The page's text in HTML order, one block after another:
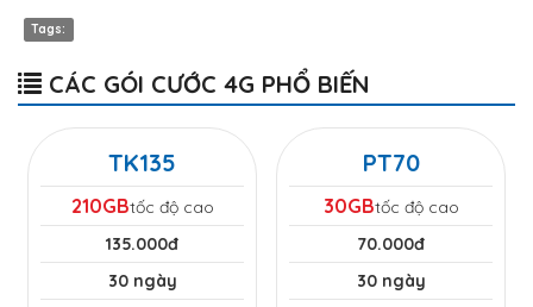
Tags:
CÁC GÓI CƯỚC 4G PHỔ BIẾN
TK135
210GBtốc độ cao
135.000đ
30 ngày
PT70
30GBtốc độ cao
70.000đ
30 ngày